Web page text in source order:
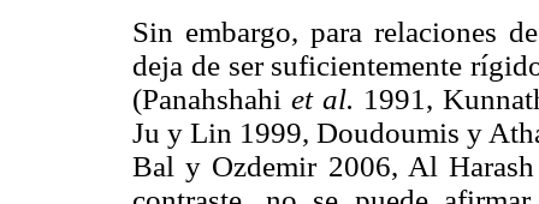
Sin embargo, para relaciones
deja de ser suficientemente
(Panahshahi et al. 1991,
Ju y Lin 1999, Doudoumis y
Bal y Ozdemir 2006, Al